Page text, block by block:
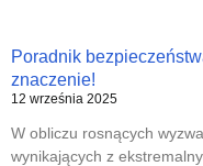
Poradnik
znaczenie!
12 września 2025
W obliczu rosnących
wynikających z